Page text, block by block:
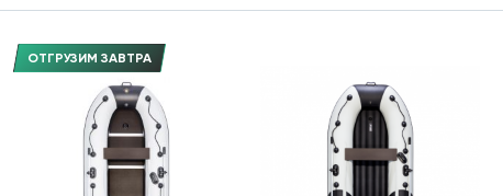
ОТГРУЗИМ ЗАВТРА